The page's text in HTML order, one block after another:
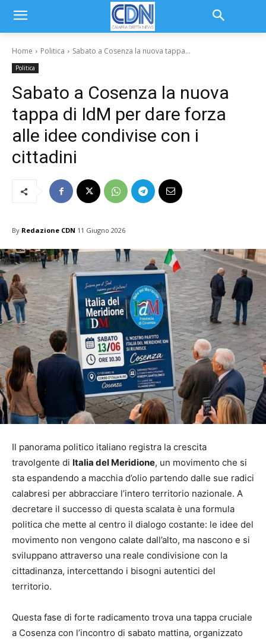
Home Politica Sabato a Cosenza la nuova tappa...
Politica
Sabato a Cosenza la nuova
tappa di IdM per dare forza
alle idee condivise con i
cittadini
By Redazione CDN 11 Giugno 2026
Il panorama politico italiano registra la crescita
travolgente di Italia del Meridione, un movimento che si
sta espandendo a macchia d’olio partendo dalle sue radici
calabresi per abbracciare l’intero territorio nazionale. A
decretare il successo di questa scalata è una formula
politica che mette al centro il dialogo costante: le idee del
movimento non vengono calate dall’alto, ma nascono e si
sviluppano attraverso una reale condivisione con la
cittadinanza, intercettando i bisogni autentici del
territorio.
Questa fase di forte radicamento trova una tappa cruciale
a Cosenza con l’incontro di sabato mattina, organizzato